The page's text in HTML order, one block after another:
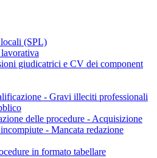
(SPL)
giudicatrici e CV dei component
- Gravi illeciti professionali
delle procedure - Acquisizione
- Mancata redazione
in formato tabellare